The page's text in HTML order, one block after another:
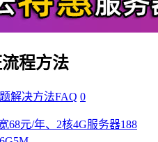
程方法
解决方法FAQ 0
68元/年、2核4G服务器188